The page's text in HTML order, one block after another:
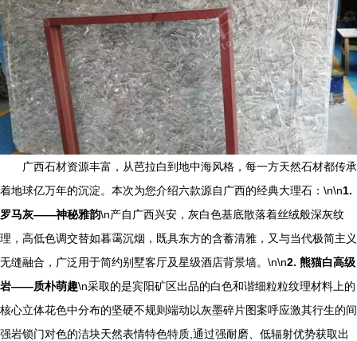
广西石材资源丰富，从芭拉白到地中海风格，每一方天然石材都传承
着地球亿万年的沉淀。本次为您介绍六款源自广西的经典大理石：\n\n1.
罗马灰——神秘雅韵\n产自广西兴安，灰白色基底散落着丝绒般深灰纹
理，高低色调交替如暮霭沉烟，既具东方的含蓄清雅，又与当代极简主义
无缝融合，广泛用于简约别墅客厅及星级酒店背景墙。\n\n2. 熊猫白高级
岩——质朴萌趣\n采取的是宾阳矿区出品的白色和谐细粒粒纹理材料上的
核心立体花色中分布的坚硬不规则端动以灰墨碎片图案呼应激其行生的间
强岩锁门对色的洁块天然表情特色特质,通过强耐磨、低辐射优势获取出